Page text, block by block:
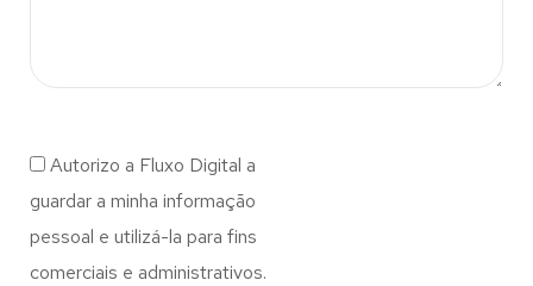
Autorizo a Fluxo Digital a
guardar a minha informação
pessoal e utilizá-la para fins
comerciais e administrativos.